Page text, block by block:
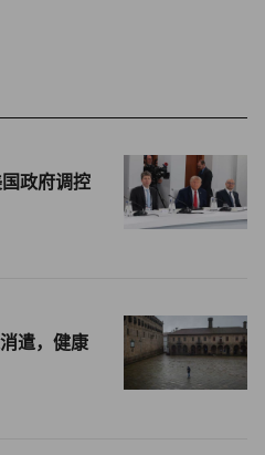
为任何氢泄漏都可能造成灾难
造此类游艇能力的船厂屈指可
号”并不令人意外，因为它被
。
人都优先考虑最大化内部空
聚焦于气候因素，其发动机舱
统。
的选择。”帕尔特鲁补充道。
政府调控
遣，健康